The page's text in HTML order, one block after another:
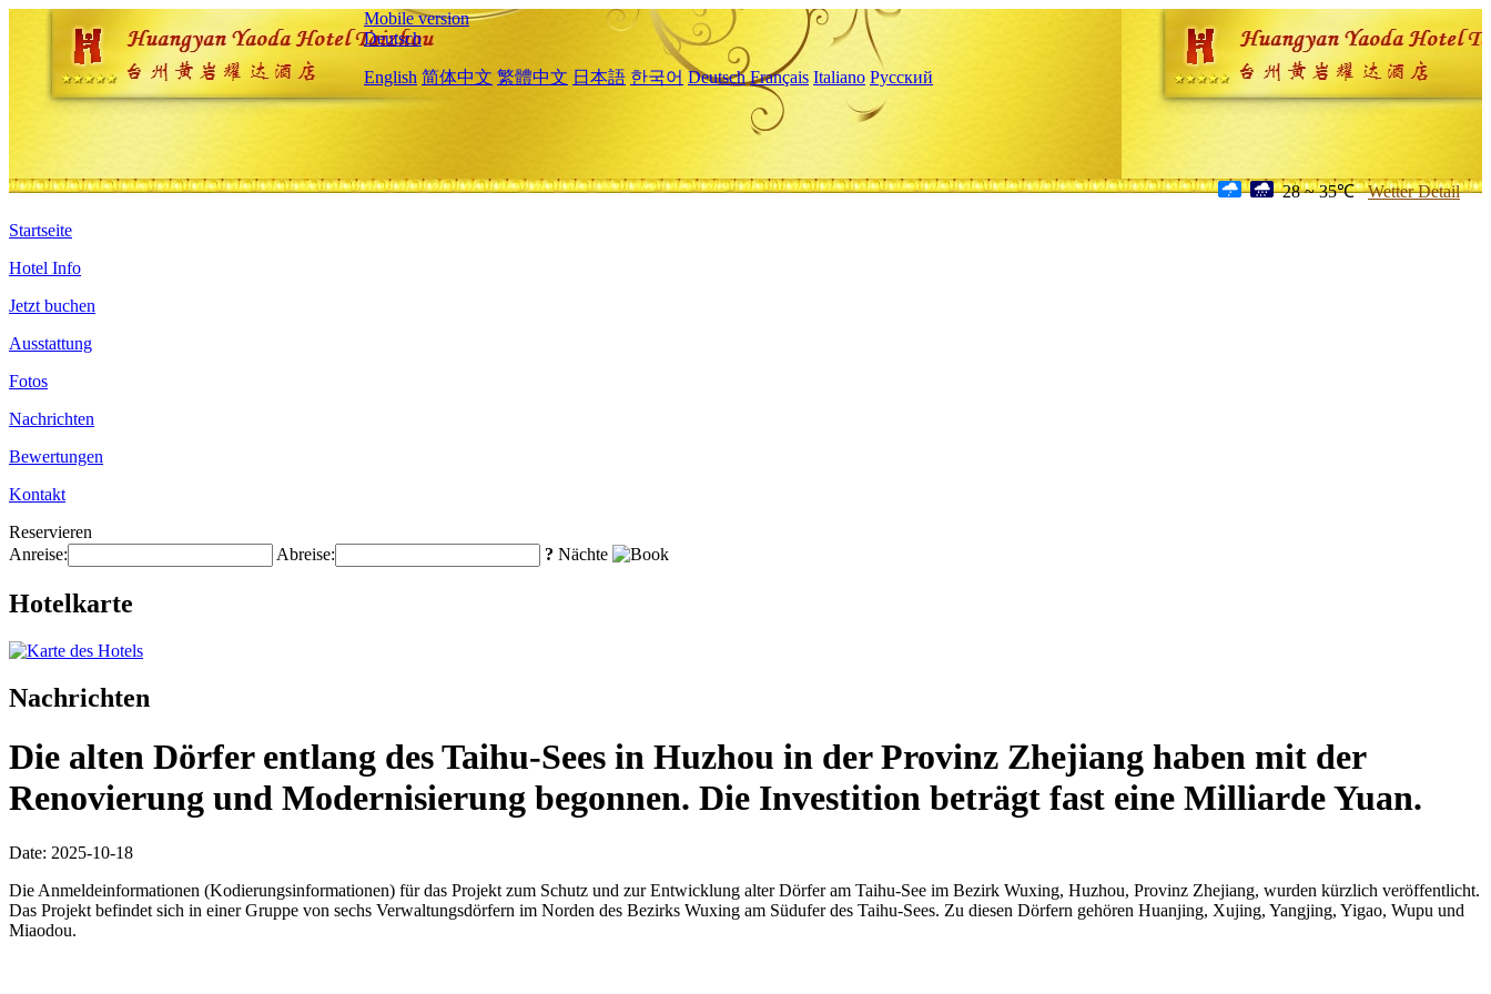
Mobile version
Deutsch
English 简体中文 繁體中文 日本語 한국어 Deutsch Français Italiano Русский
28 ~ 35℃ Wetter Detail
Startseite
Hotel Info
Jetzt buchen
Ausstattung
Fotos
Nachrichten
Bewertungen
Kontakt
Reservieren
Anreise:
Abreise: ? Nächte
Hotelkarte
Nachrichten
Die alten Dörfer entlang des Taihu-Sees in Huzhou in der Provinz Zhejiang haben mit der
Renovierung und Modernisierung begonnen. Die Investition beträgt fast eine Milliarde Yuan.
Date: 2025-10-18
Die Anmeldeinformationen (Kodierungsinformationen) für das Projekt zum Schutz und zur Entwicklung alter Dörfer am Taihu-See im Bezirk Wuxing, Huzhou, Provinz Zhejiang, wurden kürzlich veröffentlicht.
Das Projekt befindet sich in einer Gruppe von sechs Verwaltungsdörfern im Norden des Bezirks Wuxing am Südufer des Taihu-Sees. Zu diesen Dörfern gehören Huanjing, Xujing, Yangjing, Yigao, Wupu und
Miaodou.